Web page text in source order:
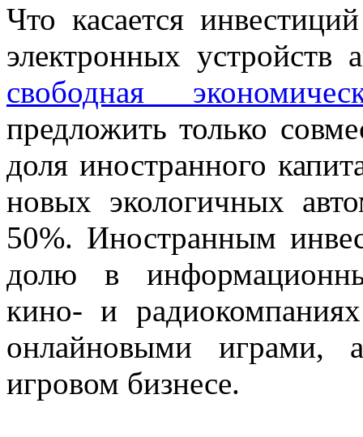
Что касается
электронных устройств
свободная
предложить только
доля иностранного
новых экологичных
50%. Иностранным
долю в
кино- и
онлайновыми играми,
игровом бизнесе.